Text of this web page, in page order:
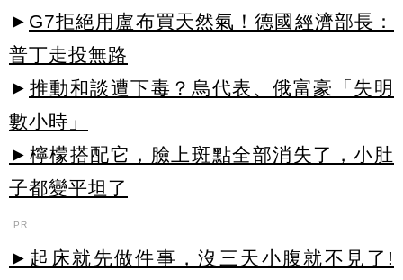
► G7拒絕用盧布買天然氣！德國經濟部長：
普丁走投無路
► 推動和談遭下毒？烏代表、俄富豪「失明
數小時」
►檸檬搭配它，臉上斑點全部消失了，小肚
子都變平坦了
PR
►起床就先做件事，沒三天小腹就不見了!